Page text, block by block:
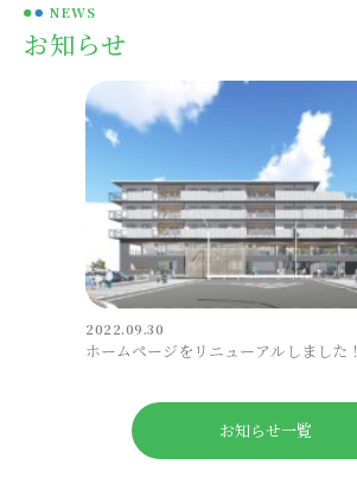
NEWS
お知らせ
2022.09.30
ホームページをリニューアルしました！
お知らせ一覧